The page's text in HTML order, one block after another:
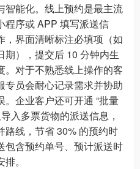
智能化。线上预约是最主流
程序或 APP 填写派送信
，界面清晰标注必填项（如
），提交后 10 分钟内生
。对于不熟悉线上操作的客
专员会耐心记录需求并协助
企业客户还可开通 “批量
入多票货物的派送信息，
路线，节省 30% 的预约时
包含预约单号、预计派送时
。